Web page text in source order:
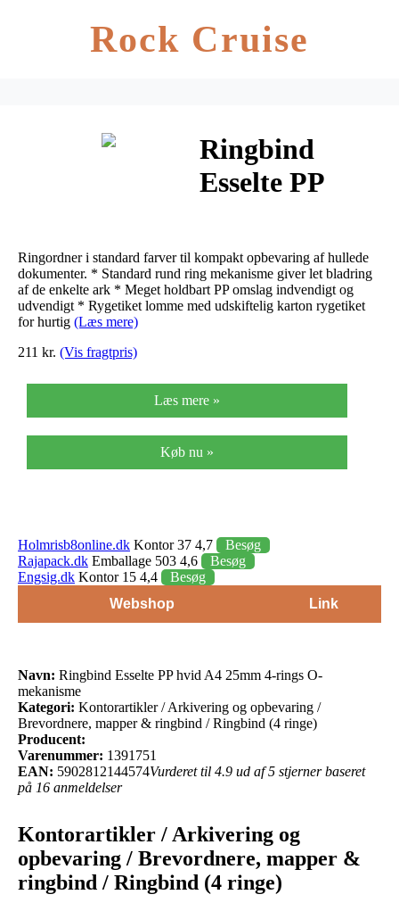
Rock Cruise
Ringbind
Esselte PP
4-rings O-
mekanisme
Ringordner i standard farver til kompakt opbevaring af hullede
dokumenter. * Standard rund ring mekanisme giver let bladring
af de enkelte ark * Meget holdbart PP omslag indvendigt og
udvendigt * Rygetiket lomme med udskiftelig karton rygetiket
for hurtig (Læs mere)
211 kr. (Vis fragtpris)
Læs mere »
Køb nu »
Holmrisb8online.dk Kontor 37 4,7
Besøg
Rajapack.dk Emballage 503 4,6
Besøg
Engsig.dk Kontor 15 4,4
Besøg
Webshop
Link
Navn: Ringbind Esselte PP hvid A4 25mm 4-rings O-
mekanisme
Kategori: Kontorartikler / Arkivering og opbevaring /
Brevordnere, mapper & ringbind / Ringbind (4 ringe)
Producent:
Varenummer: 1391751
EAN: 5902812144574Vurderet til 4.9 ud af 5 stjerner baseret
på 16 anmeldelser
Kontorartikler / Arkivering og
opbevaring / Brevordnere, mapper &
ringbind / Ringbind (4 ringe)